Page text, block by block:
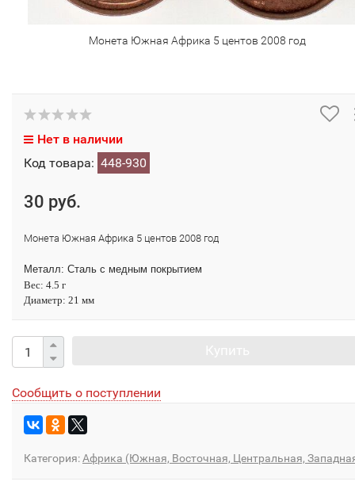
Монета Южная Африка 5 центов 2008 год
Нет в наличии
Код товара: 448-930
30 руб.
Монета Южная Африка 5 центов 2008 год
Металл: Сталь с медным покрытием
Вес: 4.5 г
Диаметр: 21 мм
Сообщить о поступлении
Категория:Африка (Южная, Восточная, Центральная,